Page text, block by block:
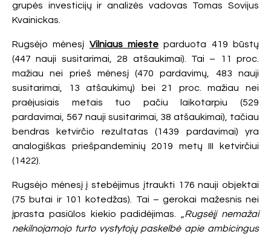
grupės investicijų ir analizės vadovas Tomas Sovijus
Kvainickas.
Rugsėjo mėnesį Vilniaus mieste parduota 419 būstų
(447 nauji susitarimai, 28 atšaukimai). Tai – 11 proc.
mažiau nei prieš mėnesį (470 pardavimų, 483 nauji
susitarimai, 13 atšaukimų) bei 21 proc. mažiau nei
praėjusiais metais tuo pačiu laikotarpiu (529
pardavimai, 567 nauji susitarimai, 38 atšaukimai), tačiau
bendras ketvirčio rezultatas (1439 pardavimai) yra
analogiškas priešpandeminių 2019 metų III ketvirčiui
(1422).
Rugsėjo mėnesį į stebėjimus įtraukti 176 nauji objektai
(75 butai ir 101 kotedžas). Tai – gerokai mažesnis nei
įprasta pasiūlos kiekio padidėjimas. „ Rugsėjį nemažai
nekilnojamojo turto vystytojų paskelbė apie ambicingus